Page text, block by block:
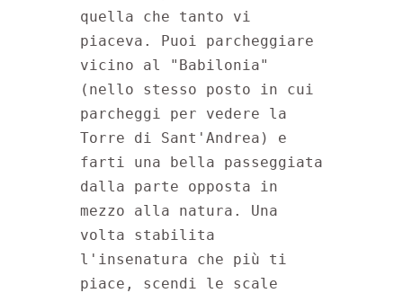
quella che tanto vi
piaceva. Puoi parcheggiare
vicino al "Babilonia"
(nello stesso posto in cui
parcheggi per vedere la
Torre di Sant'Andrea) e
farti una bella passeggiata
dalla parte opposta in
mezzo alla natura. Una
volta stabilita
l'insenatura che più ti
piace, scendi le scale